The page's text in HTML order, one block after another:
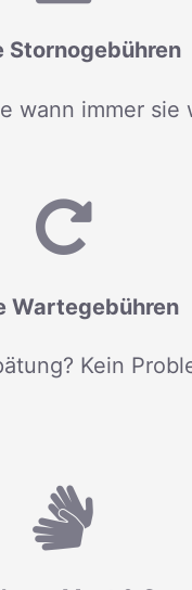
Stornogebühren
wann immer sie
Wartegebühren
Kein